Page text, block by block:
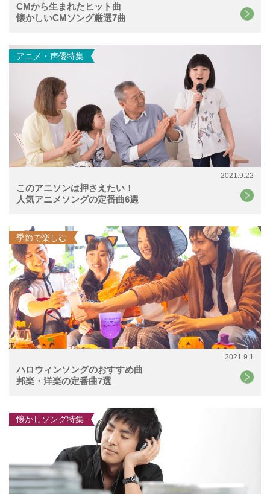
CMから生まれたヒット曲
懐かしいCMソング厳選7曲
2021.9.22
このアニソンは押さえたい！
人気アニメソングの定番曲6選
アニメ・声優特集
2021.9.1
ハロウィンソングのおすすめ曲
邦楽・洋楽の定番曲7選
季節で楽しむ
懐かしソング特集